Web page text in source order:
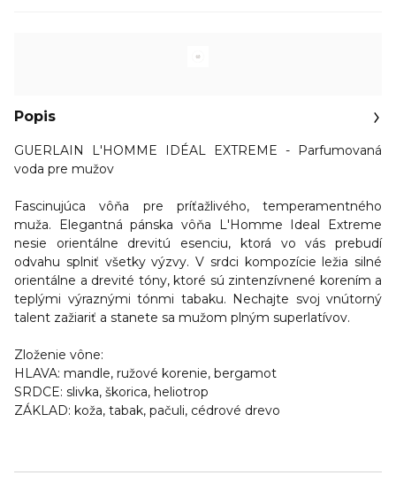
Popis
GUERLAIN L'HOMME IDÉAL EXTREME - Parfumovaná
voda pre mužov
Fascinujúca vôňa pre príťažlivého, temperamentného
muža. Elegantná pánska vôňa L'Homme Ideal Extreme
nesie orientálne drevitú esenciu, ktorá vo vás prebudí
odvahu splniť všetky výzvy. V srdci kompozície ležia silné
orientálne a drevité tóny, ktoré sú zintenzívnené korením a
teplými výraznými tónmi tabaku. Nechajte svoj vnútorný
talent zažiariť a stanete sa mužom plným superlatívov.
Zloženie vône:
HLAVA: mandle, ružové korenie, bergamot
SRDCE: slivka, škorica, heliotrop
ZÁKLAD: koža, tabak, pačuli, cédrové drevo